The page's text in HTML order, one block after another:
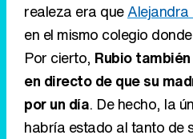
realeza era queAlejandra
en el mismo colegio
Por cierto, Rubio
en directo de que su
por un día. De hecho, la
habría estado al tanto de